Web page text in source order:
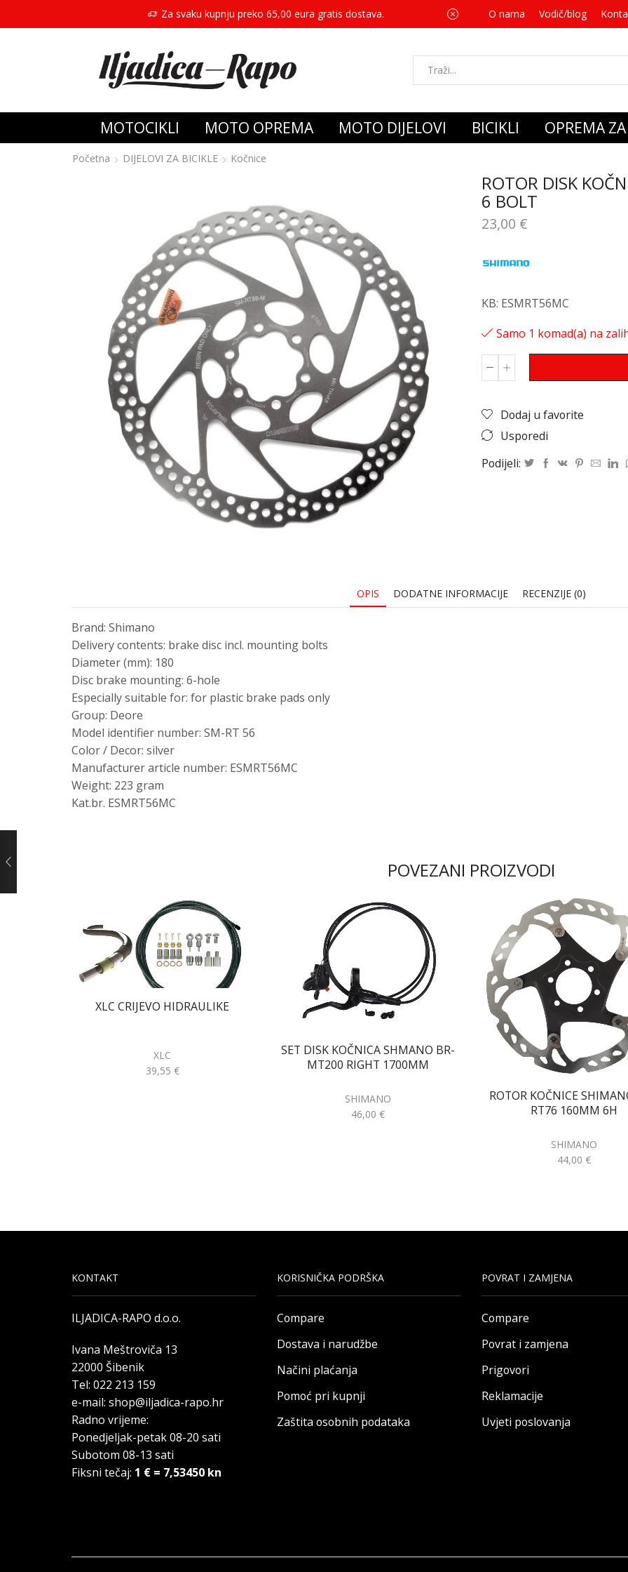
Za svaku kupnju preko 65,00 eura gratis dostava. Za svaku
O nama Vodič/blog
MOTOCIKLI MOTO OPREMA MOTO DIJELOVI BICIKLI OPREMA
Početna DIJELOVI ZA BICIKLE Kočnice
ROTOR DISK
6 BOLT
23,00 €
KB: ESMRT56MC
Samo 1 komad(a) na
Dodaj u favorite
Usporedi
Podijeli:
OPIS DODATNE INFORMACIJE RECENZIJE (0)
Brand: Shimano
Delivery contents: brake disc incl. mounting bolts
Diameter (mm): 180
Disc brake mounting: 6-hole
Especially suitable for: for plastic brake pads only
Group: Deore
Model identifier number: SM-RT 56
Color / Decor: silver
Manufacturer article number: ESMRT56MC
Weight: 223 gram
Kat.br. ESMRT56MC
POVEZANI PROIZVODI
XLC CRIJEVO HIDRAULIKE
XLC
39,55 €
SET DISK KOČNICA SHMANO BR-
MT200 RIGHT 1700MM
SHIMANO
46,00€
ROTOR KOČNICE
RT76 160MM 6H
SHIMANO
44,00 €
KONTAKT
ILJADICA-RAPO d.o.o.
Ivana Meštroviča 13
22000 Šibenik
Tel: 022 213 159
e-mail: shop@iljadica-rapo.hr
Radno vrijeme:
Ponedjeljak-petak 08-20 sati
Subotom 08-13 sati
Fiksni tečaj: 1 € = 7,53450 kn
KORISNIČKA PODRŠKA
Compare
Dostava i narudžbe
Načini plaćanja
Pomoć pri kupnji
Zaštita osobnih podataka
POVRAT I ZAMJENA
Compare
Povrat i zamjena
Prigovori
Reklamacije
Uvjeti poslovanja